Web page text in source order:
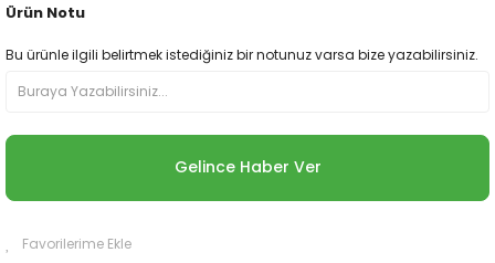
Ürün Notu
Bu ürünle ilgili belirtmek istediğiniz bir notunuz varsa bize yazabilirsiniz.
Gelince Haber Ver